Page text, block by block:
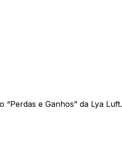
e Ganhos” da Lya Luft.